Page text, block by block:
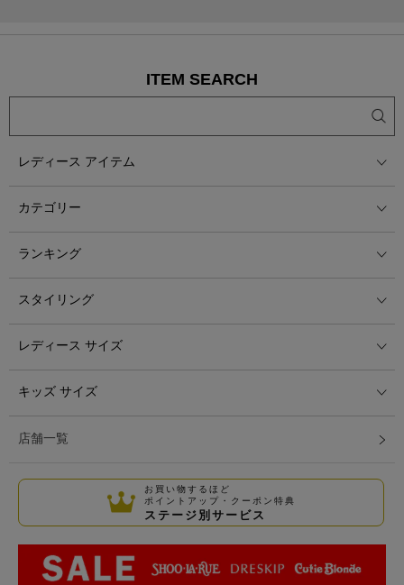
ITEM SEARCH
レディース アイテム
カテゴリー
ランキング
スタイリング
レディース サイズ
キッズ サイズ
店舗一覧
お買い物するほど
ポイントアップ・クーポン特典
ステージ別サービス